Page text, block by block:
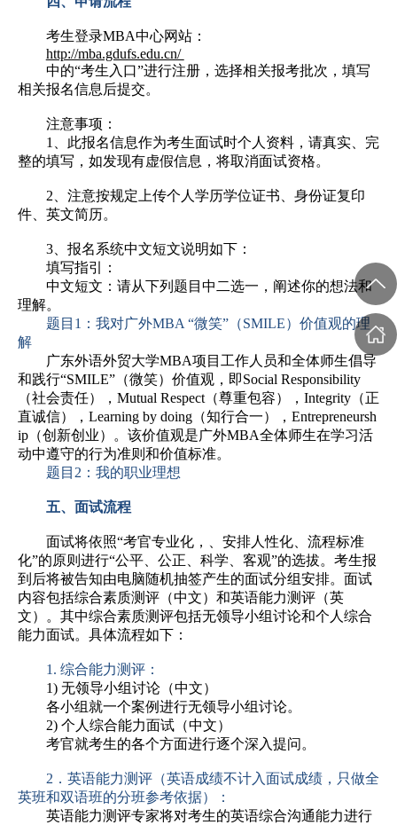
考生登录MBA中心网站：
http://mba.gdufs.edu.cn/
中的“考生入口”进行注册，选择相关报考批次，填写
相关报名信息后提交。
注意事项：
1、此报名信息作为考生面试时个人资料，请真实、完
整的填写，如发现有虚假信息，将取消面试资格。
2、注意按规定上传个人学历学位证书、身份证复印
件、英文简历。
3、报名系统中文短文说明如下：
填写指引：
中文短文：请从下列题目中二选一，阐述你的想法和
理解。
题目1：我对广外MBA “微笑”（SMILE）价值观的理
解
广东外语外贸大学MBA项目工作人员和全体师生倡导
和践行“SMILE”（微笑）价值观，即Social Responsibility
（社会责任），Mutual Respect（尊重包容），Integrity（正
直诚信），Learning by doing（知行合一），Entrepreneursh
ip（创新创业）。该价值观是广外MBA全体师生在学习活
动中遵守的行为准则和价值标准。
题目2：我的职业理想
五、面试流程
面试将依照“考官专业化，、安排人性化、流程标准
化”的原则进行“公平、公正、科学、客观”的选拔。考生报
到后将被告知由电脑随机抽签产生的面试分组安排。面试
内容包括综合素质测评（中文）和英语能力测评（英
文）。其中综合素质测评包括无领导小组讨论和个人综合
能力面试。具体流程如下：
1. 综合能力测评：
1) 无领导小组讨论（中文）
各小组就一个案例进行无领导小组讨论。
2) 个人综合能力面试（中文）
考官就考生的各个方面进行逐个深入提问。
2．英语能力测评（英语成绩不计入面试成绩，只做全
英班和双语班的分班参考依据）：
英语能力测评专家将对考生的英语综合沟通能力进行